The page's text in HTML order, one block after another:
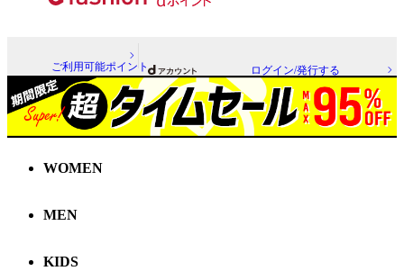
ご利用可能ポイント ログイン/発行する
WOMEN
MEN
KIDS